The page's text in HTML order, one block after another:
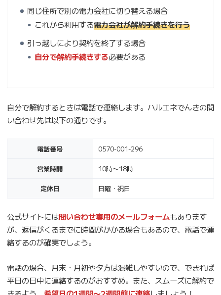
同じ住所で別の電力会社に切り替える場合
これから利用する電力会社が解約手続きを行う
引っ越しにより契約を終了する場合
自分で解約手続きする必要がある
自分で解約するときは電話で連絡します。ハルエネでんきの問
い合わせ先は以下の通りです。
電話番号 0570-001-296
営業時間 10時〜18時
定休日 日曜・祝日
公式サイトには問い合わせ専用のメールフォームもあります
が、返信がくるまでに時間がかかる場合もあるので、電話で連
絡するのが確実でしょう。
電話の場合、月末・月初や夕方は混雑しやすいので、できれば
平日の日中に連絡するのがおすすめ。また、スムーズに解約で